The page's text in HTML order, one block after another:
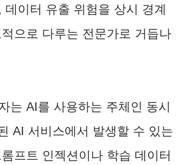
이터 유출 위험을 상시 경계
으로 다루는 전문가로 거듭나
는 AI를 사용하는 주체인 동시
AI 서비스에서 발생할 수 있는
프트 인젝션이나 학습 데이터